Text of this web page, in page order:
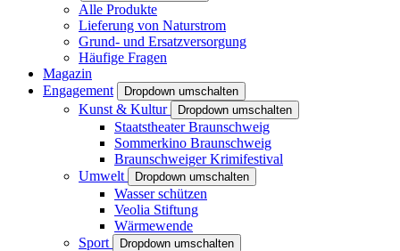
Alle Produkte
Lieferung von Naturstrom
Grund- und Ersatzversorgung
Häufige Fragen
Magazin
Engagement
Dropdown umschalten
Kunst & Kultur Dropdown umschalten
Staatstheater Braunschweig
Sommerkino Braunschweig
Braunschweiger Krimifestival
Umwelt
Dropdown umschalten
Wasser schützen
Veolia Stiftung
Wärmewende
Sport
Dropdown umschalten